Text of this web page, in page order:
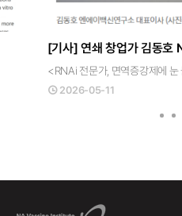
[기사] 연쇄 창업가 김동호
<RNAi 전문가, 면역증강제에
2026-05-11